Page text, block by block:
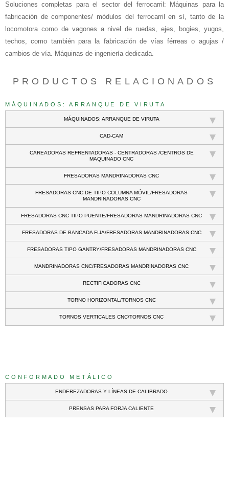
Soluciones completas para el sector del ferrocarril:
Máquinas para la
fabricación de componentes/ módulos del ferrocarril en sí, tanto de la
locomotora como de vagones a nivel de ruedas, ejes, bogies, yugos,
techos, como también para la fabricación de vías férreas o agujas /
cambios de vía. Máquinas de ingeniería dedicada.
PRODUCTOS RELACIONADOS
MÁQUINADOS: ARRANQUE DE VIRUTA
MÁQUINADOS: ARRANQUE DE VIRUTA
CAD-CAM
CAREADORAS REFRENTADORAS - CENTRADORAS /CENTROS DE
MAQUINADO CNC
FRESADORAS MANDRINADORAS CNC
FRESADORAS CNC DE TIPO COLUMNA MÓVIL/FRESADORAS
MANDRINADORAS CNC
FRESADORAS CNC TIPO PUENTE/FRESADORAS MANDRINADORAS CNC
FRESADORAS DE BANCADA FIJA/FRESADORAS MANDRINADORAS CNC
FRESADORAS TIPO GANTRY/FRESADORAS MANDRINADORAS CNC
MANDRINADORAS CNC/FRESADORAS MANDRINADORAS CNC
RECTIFICADORAS CNC
TORNO HORIZONTAL/TORNOS CNC
TORNOS VERTICALES CNC/TORNOS CNC
CONFORMADO METÁLICO
ENDEREZADORAS Y LÍNEAS DE CALIBRADO
PRENSAS PARA FORJA CALIENTE